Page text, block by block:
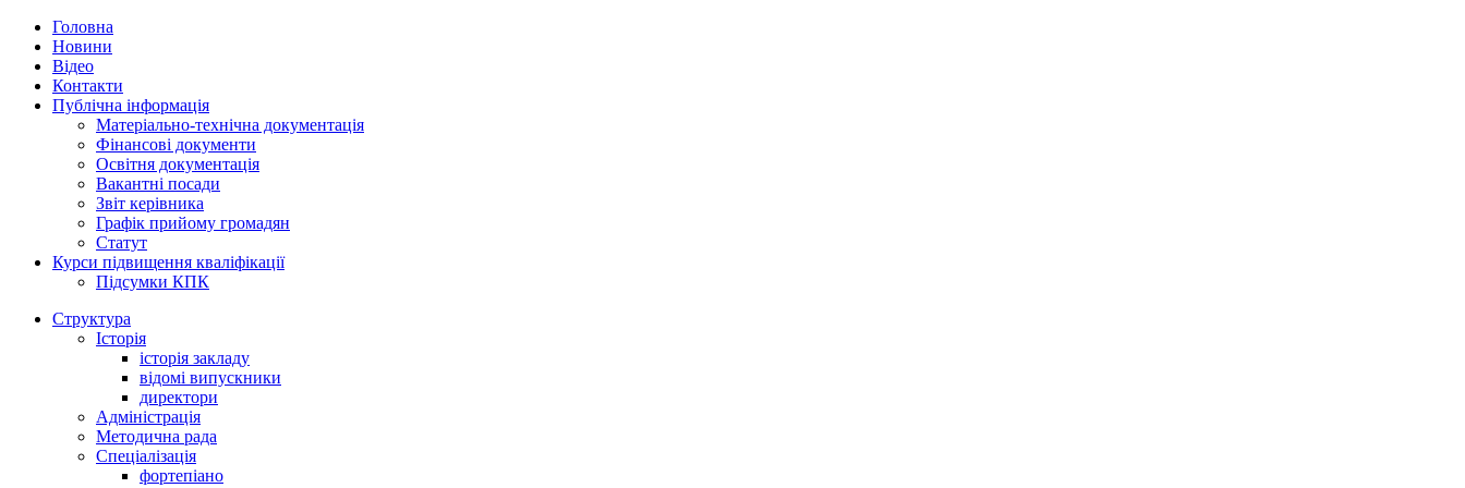
Головна
Новини
Відео
Контакти
Публічна інформація
Матеріально-технічна документація
Фінансові документи
Освітня документація
Вакантні посади
Звіт керівника
Графік прийому громадян
Статут
Курси підвищення кваліфікації
Підсумки КПК
Структура
Історія
історія закладу
відомі випускники
директори
Адміністрація
Методична рада
Спеціалізація
фортепіано